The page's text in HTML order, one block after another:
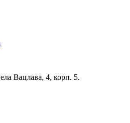
Вацлава, 4, корп. 5.